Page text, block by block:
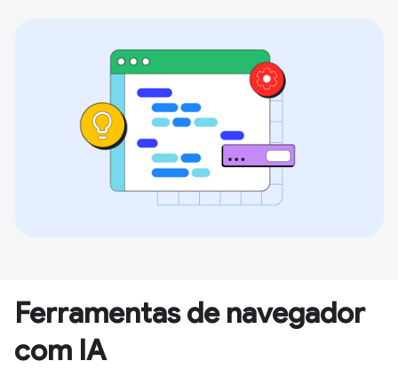
Ferramentas de navegador
com IA